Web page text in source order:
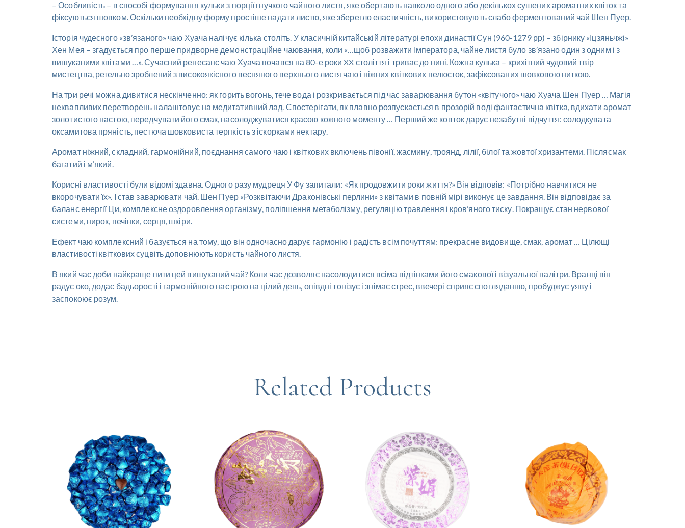
– Особливість – в способі формування кульки з порції гнучкого чайного листя, яке обертають навколо одного або декількох сушених ароматних квіток та
фіксуються шовком. Оскільки необхідну форму простіше надати листю, яке зберегло еластичність, використовують слабо ферментований чай Шен Пуер.
Історія чудесного «зв’язаного» чаю Хуача налічує кілька століть. У класичній китайській літературі епохи династії Сун (960-1279 рр) – збірнику «Іцзяньчжі»
Хен Мея – згадується про перше придворне демонстраційне чаювання, коли «…щоб розважити Імператора, чайне листя було зв’язано один з одним і з
вишуканими квітами …». Сучасний ренесанс чаю Хуача почався на 80-е роки XX століття і триває до нині. Кожна кулька – крихітний чудовий твір
мистецтва, ретельно зроблений з високоякісного весняного верхнього листя чаю і ніжних квіткових пелюсток, зафіксованих шовковою ниткою.
На три речі можна дивитися нескінченно: як горить вогонь, тече вода і розкривається під час заварювання бутон «квітучого» чаю Хуача Шен Пуер … Магія
неквапливих перетворень налаштовує на медитативний лад. Спостерігати, як плавно розпускається в прозорій воді фантастична квітка, вдихати аромат
золотистого настою, передчувати його смак, насолоджуватися красою кожного моменту … Перший же ковток дарує незабутні відчуття: солодкувата
оксамитова пряність, пестюча шовковиста терпкість з іскорками нектару.
Аромат ніжний, складний, гармонійний, поєднання самого чаю і квіткових включень півонії, жасмину, троянд, лілії, білої та жовтої хризантеми. Післясмак
багатий і м’який.
Корисні властивості були відомі здавна. Одного разу мудреця У Фу запитали: «Як продовжити роки життя?» Він відповів: «Потрібно навчитися не
вкорочувати їх». І став заварювати чай. Шен Пуер «Розквітаючи Драконівські перлини» з квітами в повній мірі виконує це завдання. Він відповідає за
баланс енергії Ци, комплексне оздоровлення організму, поліпшення метаболізму, регуляцію травлення і кров’яного тиску. Покращує стан нервової
системи, нирок, печінки, серця, шкіри.
Ефект чаю комплексний і базується на тому, що він одночасно дарує гармонію і радість всім почуттям: прекрасне видовище, смак, аромат … Цілющі
властивості квіткових суцвіть доповнюють користь чайного листя.
В який час доби найкраще пити цей вишуканий чай? Коли час дозволяє насолодитися всіма відтінками його смакової і візуальної палітри. Вранці він
радує око, додає бадьорості і гармонійного настрою на цілий день, опівдні тонізує і знімає стрес, ввечері сприяє спогляданню, пробуджує уяву і
заспокоює розум.
Related Products